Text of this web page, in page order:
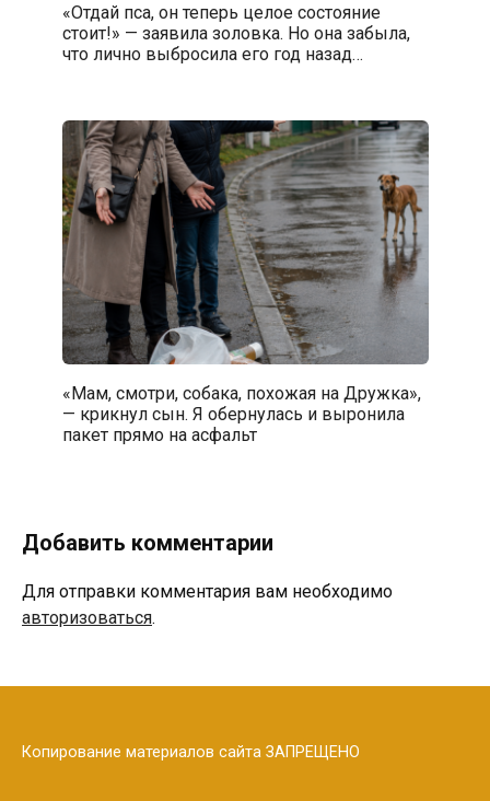
«Отдай пса, он теперь целое состояние
стоит!» — заявила золовка. Но она забыла,
что лично выбросила его год назад…
«Мам, смотри, собака, похожая на Дружка»,
— крикнул сын. Я обернулась и выронила
пакет прямо на асфальт
Добавить комментарии
Для отправки комментария вам необходимо
авторизоваться.
Копирование материалов сайта ЗАПРЕЩЕНО